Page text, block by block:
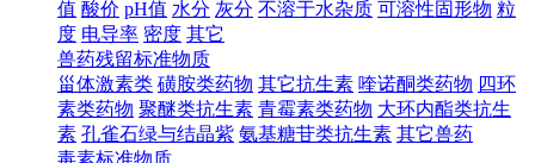
值 酸价 pH值 水分 灰分 不溶于水杂质 可溶性固形物 粒
度 电导率 密度 其它
兽药残留标准物质
甾体激素类 磺胺类药物 其它抗生素 喹诺酮类药物 四环
素类药物 聚醚类抗生素 青霉素类药物 大环内酯类抗生
素 孔雀石绿与结晶紫 氨基糖苷类抗生素 其它兽药
毒素标准物质